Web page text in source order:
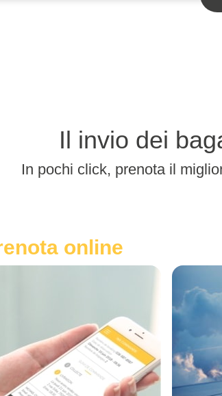
Il invio dei
In pochi click, prenota il
online